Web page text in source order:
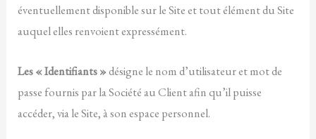
éventuellement disponible sur le Site et tout élément du Site
auquel elles renvoient expressément.
Les « Identifiants »désigne le nom d’utilisateur et mot de
passe fournis par la Société au Client afin qu’il puisse
accéder, via le Site, à son espace personnel.